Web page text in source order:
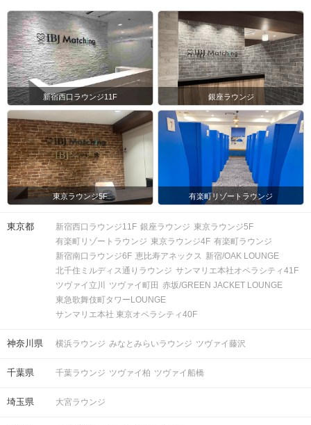
新宿西口ラウンジ11F 銀座ラウンジ
東京ラウンジ5F 有楽町リゾートラウンジ
東京都 新宿西口ラウンジ11F 銀座ラウンジ 東京ラウンジ5F
有楽町リゾートラウンジ 東京ラウンジ4F 有楽町ラウンジ
新宿南口ラウンジ6F 恵比寿アネックス 新宿/OAK LOUNGE
北千住ミルディス通りラウンジ サンマリエ本社オペラシティ41F
ツヴァイ立川
ツヴァイ町田 赤坂/GREEN JACKET LOUNGE
東急歌舞伎町タワーLOUNGE
サンマリエ本社 東京オペラシティ40F
神奈川県 横浜ラウンジ みなとみらいラウンジ ツヴァイ藤沢
千葉県 千葉ラウンジ ツヴァイ柏 ツヴァイ船橋
埼玉県 大宮ラウンジ